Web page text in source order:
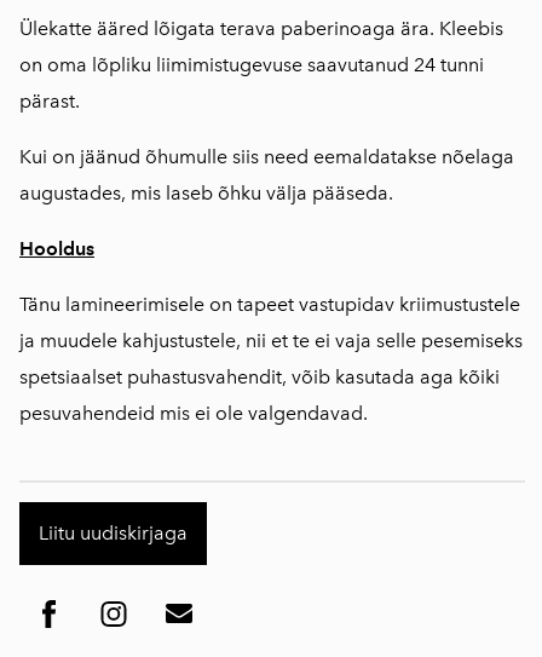
Ülekatte ääred lõigata terava paberinoaga ära. Kleebis
on oma lõpliku liimimistugevuse saavutanud 24 tunni
pärast.
Kui on jäänud õhumulle siis need eemaldatakse nõelaga
augustades, mis laseb õhku välja pääseda.
Hooldus
Tänu lamineerimisele on tapeet vastupidav kriimustustele
ja muudele kahjustustele, nii et te ei vaja selle pesemiseks
spetsiaalset puhastusvahendit, võib kasutada aga kõiki
pesuvahendeid mis ei ole valgendavad.
Liitu uudiskirjaga